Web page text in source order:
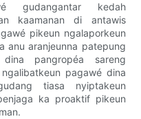
gudangantar kedah
kaamanan di antawis
pikeun ngalaporkeun
anu aranjeunna patepung
pangropéa sareng
pagawé dina
tiasa nyiptakeun
ka proaktif pikeun